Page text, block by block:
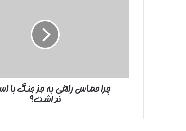
نداشت؟
چرا حماس راهی به جز جنگ با
نداشت؟